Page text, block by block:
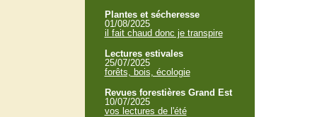
Plantes et sécheresse
01/08/2025
il fait chaud donc je transpire
Lectures estivales
25/07/2025
forêts, bois, écologie
Revues forestières Grand Est
10/07/2025
vos lectures de l'été